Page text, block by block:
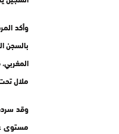
وأكد
ملال تحت رقم 9714 ، تشتكي من خلالها تعرض ابنها للضرب المبرح، من قبل
مستوى